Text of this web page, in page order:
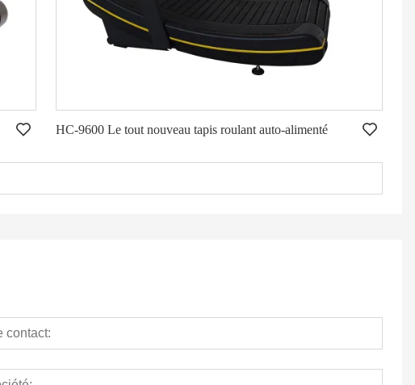
HC-9600 Le tout nouveau tapis roulant auto-alimenté